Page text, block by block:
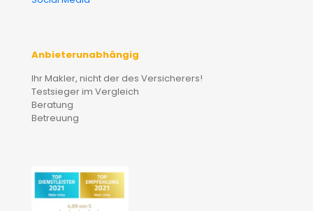
Anbieterunabhängig
Ihr Makler, nicht der des Versicherers!
Testsieger im Vergleich
Beratung
Betreuung